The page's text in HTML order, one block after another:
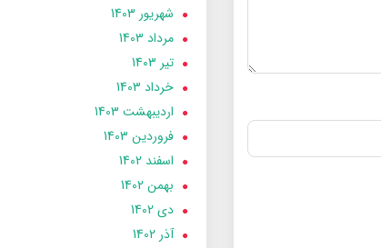
شهریور 1403
مرداد 1403
تير 1403
خرداد 1403
ارديبهشت 1403
فروردین 1403
اسفند 1402
بهمن 1402
دی 1402
آذر 1402